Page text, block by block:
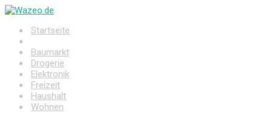
Zum
springenStartseite
Baumarkt
Drogerie
Elektronik
Freizeit
Haushalt
Wohnen